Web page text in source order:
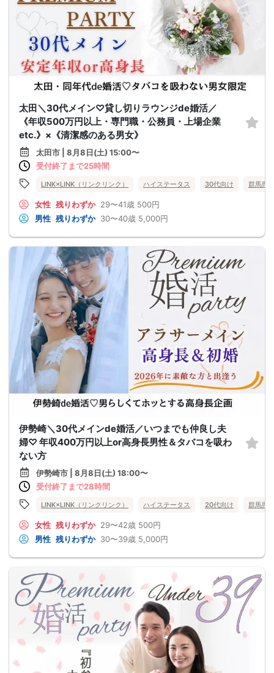
太田＼30代メイン♡貸し切りラウンジde婚活／
《年収500万円以上・専門職・公務員・上場企業
etc.》×《清潔感のある男女》
太田市 | 8月8日(土) 15:00〜
受付終了まで25時間
LINK×LINK（リンクリンク） ハイステータス 30代向け 群馬県
女性 残りわずか 29〜41歳 500円
男性 残りわずか 30〜40歳 5,000円
伊勢崎＼30代メインde婚活／いつまでも仲良し夫
婦♡ 年収400万円以上or高身長男性＆タバコを吸わ
ない方
伊勢崎市 | 8月8日(土) 18:00〜
受付終了まで28時間
LINK×LINK（リンクリンク） ハイステータス 20代向け 群馬県
女性 残りわずか 29〜42歳 500円
男性 残りわずか 30〜39歳 5,000円